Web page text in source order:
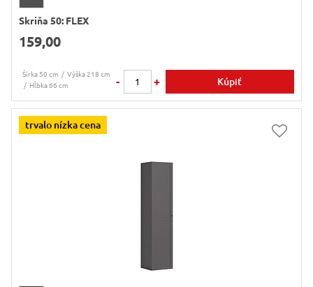
Skriňa 50: FLEX
159,00
Šírka 50 cm
Výška 218 cm
Hĺbka 66 cm
- + Kúpiť
trvalo nízka cena